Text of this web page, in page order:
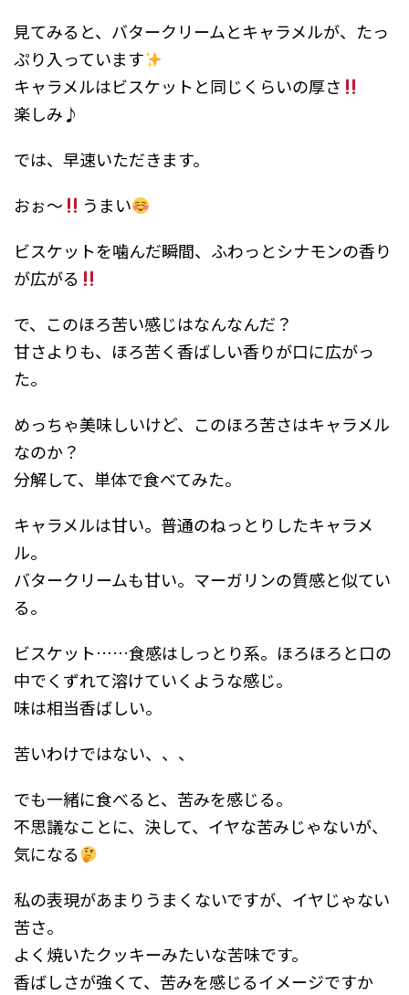
見てみると、バタークリームとキャラメルが、たっ
ぷり入っています
キャラメルはビスケットと同じくらいの厚さ
楽しみ♪
では、早速いただきます。
おぉ～
うまい
ビスケットを噛んだ瞬間、ふわっとシナモンの香り
が広がる
で、このほろ苦い感じはなんなんだ？
甘さよりも、ほろ苦く香ばしい香りが口に広がっ
た。
めっちゃ美味しいけど、このほろ苦さはキャラメル
なのか？
分解して、単体で食べてみた。
キャラメルは甘い。普通のねっとりしたキャラメ
ル。
バタークリームも甘い。マーガリンの質感と似てい
る。
ビスケット……食感はしっとり系。ほろほろと口の
中でくずれて溶けていくような感じ。
味は相当香ばしい。
苦いわけではない、、、
でも一緒に食べると、苦みを感じる。
不思議なことに、決して、イヤな苦みじゃないが、
気になる
私の表現があまりうまくないですが、イヤじゃない
苦さ。
よく焼いたクッキーみたいな苦味です。
香ばしさが強くて、苦みを感じるイメージですか